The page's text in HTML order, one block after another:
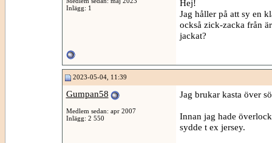
Inlägg: 1
Hej!
Jag håller på att sy en
också zick-zacka från
jackat?
2023-05-04, 11:39
Gumpan58
Medlem sedan: apr 2007
Inlägg: 2 550
Jag brukar kasta över
Innan jag hade
sydde t ex jersey.